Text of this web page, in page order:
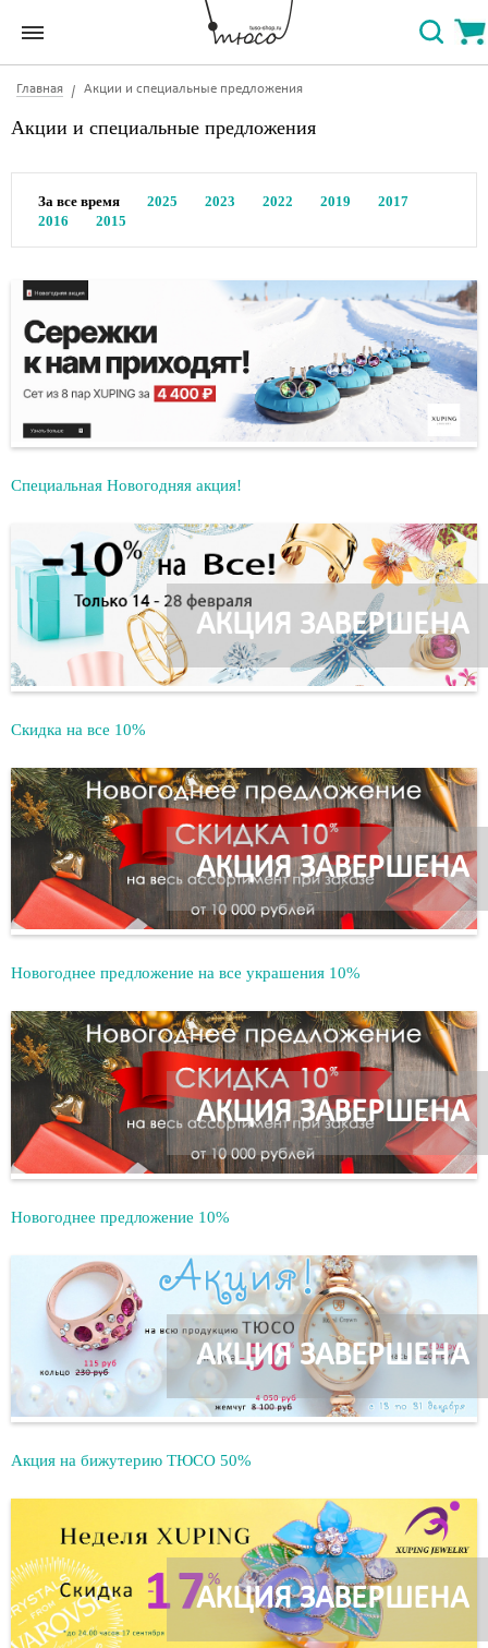
Главная Акции и специальные предложения
Акции и специальные предложения
За все время 2025 2023 2022 2019
2017
2016
2015
Специальная Новогодняя акция!
АКЦИЯ ЗАВЕРШЕНА
Скидка на все 10%
АКЦИЯ ЗАВЕРШЕНА
Новогоднее предложение на все украшения 10%
АКЦИЯ ЗАВЕРШЕНА
Новогоднее предложение 10%
АКЦИЯ ЗАВЕРШЕНА
Акция на бижутерию ТЮСО 50%
АКЦИЯ ЗАВЕРШЕНА